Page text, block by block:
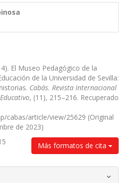
El Museo Pedagógico de la
de la Universidad de Sevilla:
Cabás. Revista Internacional
, (11), 215–216. Recuperado
cabas/article/view/25629 (Original
de 2023)
Más formatos de cita